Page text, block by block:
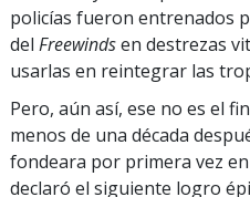
policías fueron entrenados
del Freewindsen destrezas
usarlas en reintegrar las
Pero, aún así, ese no es el
menos de una década
fondeara por primera vez
declaró el siguiente logro